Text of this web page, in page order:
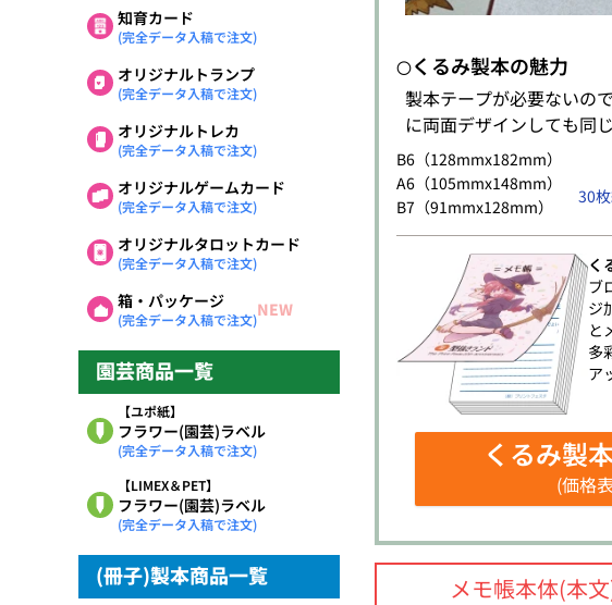
知育カード
(完全データ入稿で注文)
オリジナルトランプ
(完全データ入稿で注文)
オリジナルトレカ
(完全データ入稿で注文)
オリジナルゲームカード
(完全データ入稿で注文)
オリジナルタロットカード
(完全データ入稿で注文)
箱・パッケージ
(完全データ入稿で注文)NEW
園芸商品一覧
【ユポ紙】
フラワー(園芸)ラベル
(完全データ入稿で注文)
【LIMEX＆PET】
フラワー(園芸)ラベル
(完全データ入稿で注文)
(冊子)製本商品一覧
〇くるみ製本の魅力
製本テープが必要ないの
に両面デザインしても同
B6（128mmx182mm）
A6（105mmx148mm）
B7（91mmx128mm）
30
く
ブ
ジ
と
多
ア
くるみ製
(価格
メモ帳本体(本